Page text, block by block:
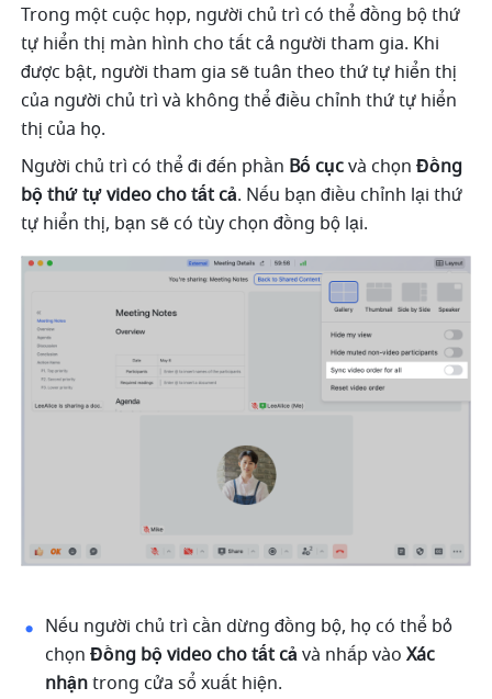
Trong một cuộc họp, người chủ trì có thể đồng bộ thứ
tự hiển thị màn hình cho tất cả người tham gia. Khi
được bật, người tham gia sẽ tuân theo thứ tự hiển thị
của người chủ trì và không thể điều chỉnh thứ tự hiển
thị của họ.
Người chủ trì có thể đi đến phần Bố cục và chọn Đồng
bộ thứ tự video cho tất cả. Nếu bạn điều chỉnh lại thứ
tự hiển thị, bạn sẽ có tùy chọn đồng bộ lại.
Nếu người chủ trì cần dừng đồng bộ, họ có thể bỏ
chọn Đồng bộ video cho tất cả và nhấp vào Xác
nhận trong cửa sổ xuất hiện.